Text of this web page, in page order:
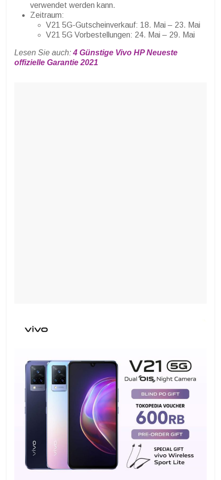
verwendet werden kann.
Zeitraum:
V21 5G-Gutscheinverkauf: 18. Mai – 23. Mai
V21 5G Vorbestellungen: 24. Mai – 29. Mai
Lesen Sie auch:4 Günstige Vivo HP Neueste
offizielle Garantie 2021